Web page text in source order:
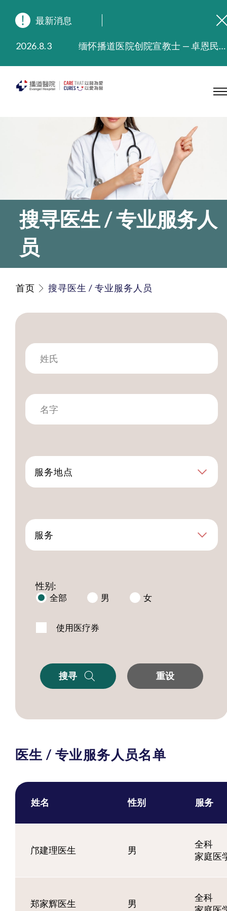
最新消息
2026.8.3
缅怀播道医院创院宣教士 — 卓恩民医生香港追思会
2025.9.23
本院在暴雨或台风警告信号 (包括黑色暴雨及8号或以上热带气旋警告信号) 下，仍会维持有限度服务。如有查询，可致电2711 5222。
搜寻医生 / 专业服务人
员
首页 搜寻医生 / 专业服务人员
服务地点
服务
性别:
全部 男 女
使用医疗券
搜寻 重设
医生 / 专业服务人员名单
姓名 性别 服务
邝建理医生 男
全科
家庭医
郑家辉医生 男
全科